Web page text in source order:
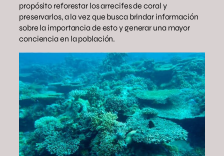
propósito reforestar los arrecifes de coral y
preservarlos, a la vez que busca brindar información
sobre la importancia de esto y generar una mayor
conciencia en la población.